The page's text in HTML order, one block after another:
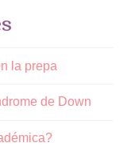
la prepa
de Down